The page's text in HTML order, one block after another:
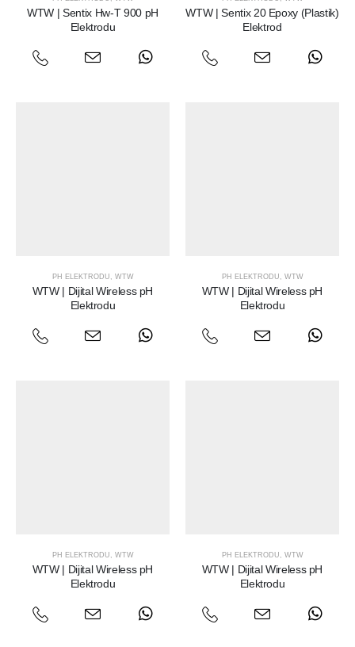
WTW | Sentix Hw-T 900 pH
Elektrodu
WTW | Sentix 20 Epoxy (Plastik)
Elektrod
PH ELEKTRODU , WTW
WTW | Dijital Wireless pH
Elektrodu
PH ELEKTRODU , WTW
WTW | Dijital Wireless pH
Elektrodu
PH ELEKTRODU , WTW
WTW | Dijital Wireless pH
Elektrodu
PH ELEKTRODU , WTW
WTW | Dijital Wireless pH
Elektrodu